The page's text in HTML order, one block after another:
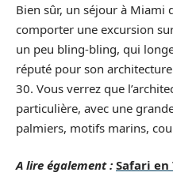
Bien sûr, un séjour à
comporter une excursion
un peu bling-bling, qui
réputé pour son
30. Vous verrez que
particulière, avec une
palmiers, motifs marins,
A lire également : Safari en